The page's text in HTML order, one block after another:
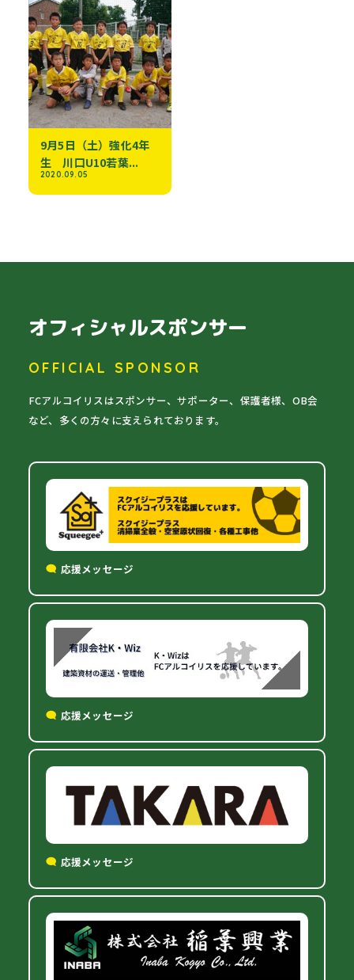
9月5日（土）強化4年
生 川口U10若葉...
2020.09.05
オフィシャルスポンサー
OFFICIAL SPONSOR
FCアルコイリスはスポンサー、サポーター、保護者様、OB会
など、多くの方々に支えられております。
応援メッセージ
応援メッセージ
応援メッセージ